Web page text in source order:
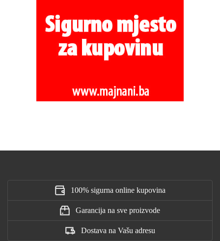
100% sigurna online kupovina
Garancija na sve proizvode
Dostava na Vašu adresu